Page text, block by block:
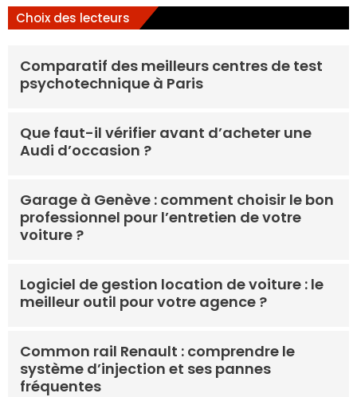
Choix des lecteurs
Comparatif des meilleurs centres de test
psychotechnique à Paris
Que faut-il vérifier avant d’acheter une
Audi d’occasion ?
Garage à Genève : comment choisir le bon
professionnel pour l’entretien de votre
voiture ?
Logiciel de gestion location de voiture : le
meilleur outil pour votre agence ?
Common rail Renault : comprendre le
système d’injection et ses pannes
fréquentes